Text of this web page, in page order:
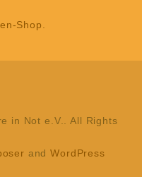
in Not e.V.. All Rights
andWordPress